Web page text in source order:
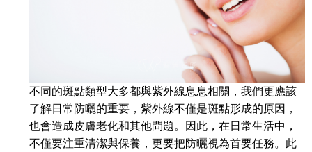
不同的斑點類型大多都與紫外線息息相關，我們更應該
了解日常防曬的重要，紫外線不僅是斑點形成的原因，
也會造成皮膚老化和其他問題。因此，在日常生活中，
不僅要注重清潔與保養，更要把防曬視為首要任務。此